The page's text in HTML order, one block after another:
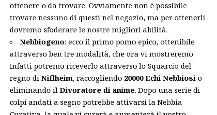
ottenere o da trovare. Ovviamente non è possibile
trovare nessuno di questi nel negozio, ma per ottenerli
dovremo sfoderare le nostre migliori abilità.
Nebbiogeno: ecco il primo pomo epico, ottenibile
attraverso ben tre modalità, che ora vi mostreremo.
Infatti potremo riceverlo attraverso lo Squarcio del
regno di Niflheim, raccogliendo 20000 Echi Nebbiosi o
eliminando il Divoratore di anime. Dopo una serie di
colpi andati a segno potrebbe attivarsi la Nebbia